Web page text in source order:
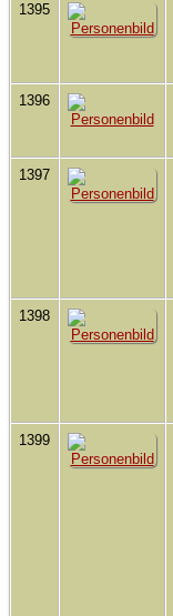
1395
1396
1397
1398
1399